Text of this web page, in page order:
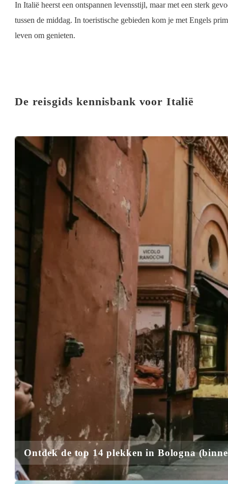
In Italië heerst een ontspannen levensstijl, maar met een sterk
tussen de middag. In toeristische gebieden kom je met Engels
leven om genieten.
De reisgids kennisbank voor Italië
Ontdek de top 14 plekken in Bologna